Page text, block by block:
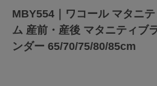
MBY554｜ワコール マタニ
ム 産前・産後 マタニティブ
ンダー 65/70/75/80/85cm